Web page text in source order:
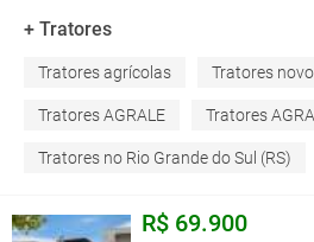
+ Tratores
Tratores agrícolas Tratores
Tratores AGRALE Tratores
Tratores no Rio Grande do Sul (RS)
R$ 69.900